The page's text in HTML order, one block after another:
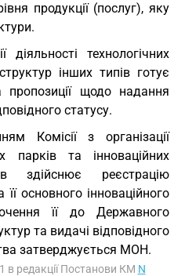
продукції (послуг), яку
діяльності технологічних
інших типів готує
пропозиції щодо надання
статусу.
Комісії з організації
парків та інноваційних
здійснює реєстрацію
її основного інноваційного
її до Державного
та видачі відповідного
затверджується МОН.
в редакції Постанови КМ N